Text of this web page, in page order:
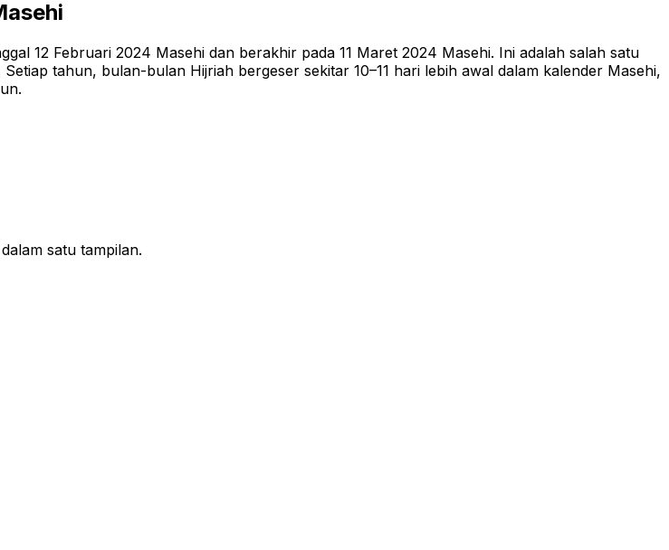
12 Februari 2024 Masehi dan berakhir pada 11 Maret 2024 Masehi. Ini adalah salah satu
tahun, bulan-bulan Hijriah bergeser sekitar 10–11 hari lebih awal dalam kalender Masehi,
satu tampilan.